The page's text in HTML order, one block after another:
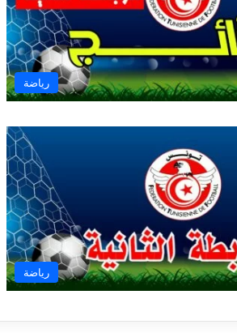
رياضة
رياضة